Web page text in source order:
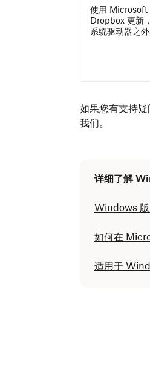
使用 Microsoft
Dropbox 更新
系统驱动器之外
如果您有支持
我们。
详细了解
Windows
如何在
适用于